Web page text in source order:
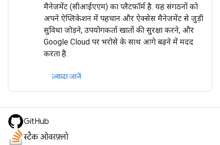
मैनेजमेंट (सीआईएएम) का प्लैटफ़ॉर्म है. यह संगठनों को
अपने ऐप्लिकेशन में पहचान और ऐक्सेस मैनेजमेंट से जुड़ी
सुविधा जोड़ने, उपयोगकर्ता खातों की सुरक्षा करने, और
Google Cloud पर भरोसे के साथ आगे बढ़ने में मदद
करता है.
ज़्यादा जानें
GitHub
स्टैक ओवरफ़्लो